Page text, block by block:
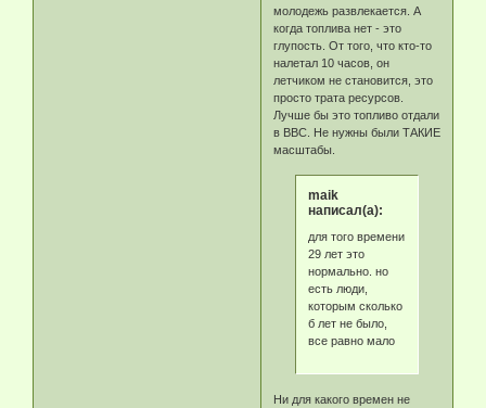
молодежь развлекается. А
когда топлива нет - это
глупость. От того, что кто-то
налетал 10 часов, он
летчиком не становится, это
просто трата ресурсов.
Лучше бы это топливо отдали
в ВВС. Не нужны были ТАКИЕ
масштабы.
maik
написал(а):
для того времени
29 лет это
нормально. но
есть люди,
которым сколько
б лет не было,
все равно мало
Ни для какого времен не